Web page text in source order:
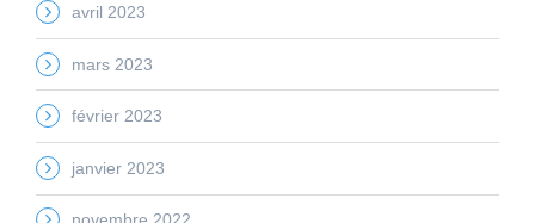
avril 2023
mars 2023
février 2023
janvier 2023